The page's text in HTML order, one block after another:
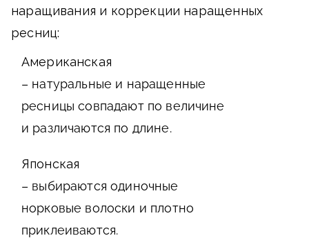
наращивания и коррекции наращенных
ресниц:
Американская
– натуральные и наращенные
ресницы совпадают по величине
и различаются по длине.
Японская
– выбираются одиночные
норковые волоски и плотно
приклеиваются.